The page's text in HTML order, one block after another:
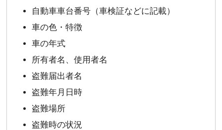
自動車車台番号（車検証などに記載）
車の色・特徴
車の年式
所有者名、使用者名
盗難届出者名
盗難年月日時
盗難場所
盗難時の状況